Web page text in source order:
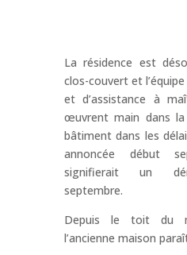
La résidence est
clos-couvert et
et d’assistance à
œuvrent main dans
bâtiment dans les
annoncée début
signifierait un
septembre.
Depuis le toit du
l’ancienne maison